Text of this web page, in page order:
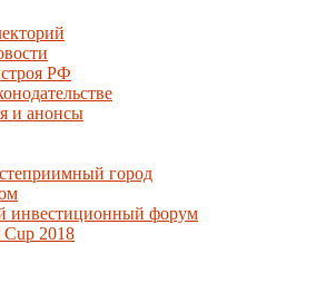
РФ
и анонсы
город
инвестиционный форум
2018